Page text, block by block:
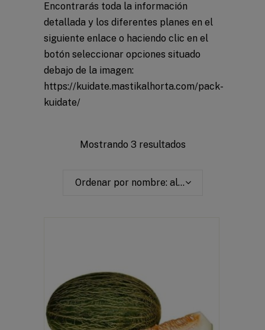
Encontrarás toda la información
detallada y los diferentes planes en el
siguiente enlace o haciendo clic en el
botón seleccionar opciones situado
debajo de la imagen:
https://kuidate.mastikalhorta.com/pack-
kuidate/
Mostrando 3 resultados
Ordenar por nombre: alfabéticamente